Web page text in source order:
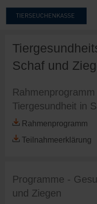
Schaf und
Tiergesundheit in
Rahmenprogramm
Teilnahmeerklärung
Programme -
und Ziegen